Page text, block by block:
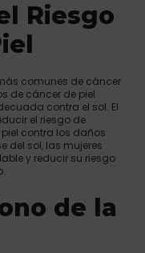
Riesgo
comunes de cáncer
de cáncer de piel
contra el sol. El
el riesgo de
contra los daños
del sol, las mujeres
y reducir su riesgo
de la